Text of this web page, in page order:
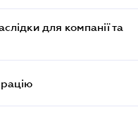
для компанії та